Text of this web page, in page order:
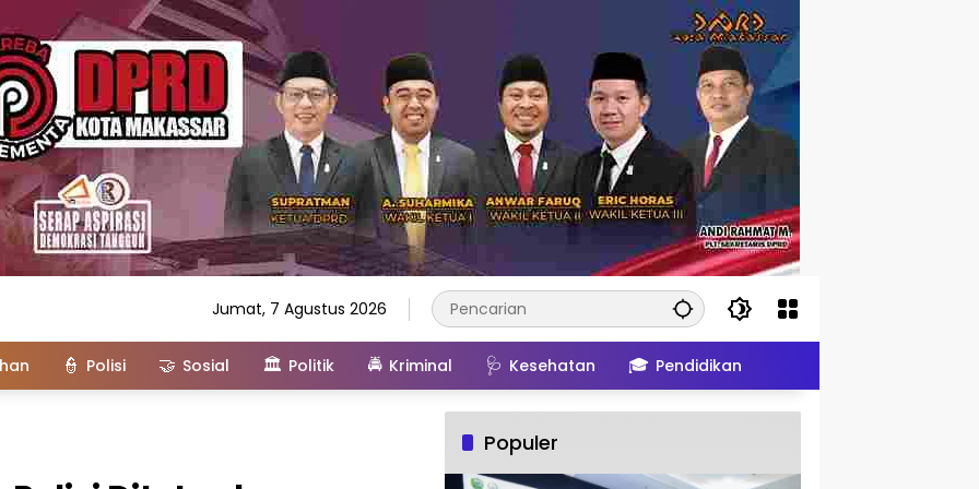
Jumat, 7 Agustus 2026
👮 Polisi 🤝 Sosial 🏛️ Politik 🚔 Kriminal 🩺 Kesehatan 🎓 Pendidikan
Populer